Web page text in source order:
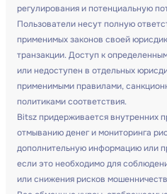
регулирования и потенциальную
Пользователи несут полную
применимых законов своей
транзакции. Доступ к
или недоступен в отдельных
применимыми правилами,
политиками соответствия.
Bitsz придерживается внутренних
отмыванию денег и мониторинга
дополнительную информацию или
если это необходимо для
или снижения рисков